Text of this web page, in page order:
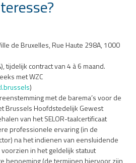
de Bruxelles, Rue Haute 298A, 1000
tijdelijk contract van 4 à 6 maand.
met WZC
)
met de barema’s voor de
Brussels Hoofdstedelijk Gewest
van het SELOR-taalcertificaat
professionele ervaring (in de
na het indienen van eensluidende
in het geldelijk statuut